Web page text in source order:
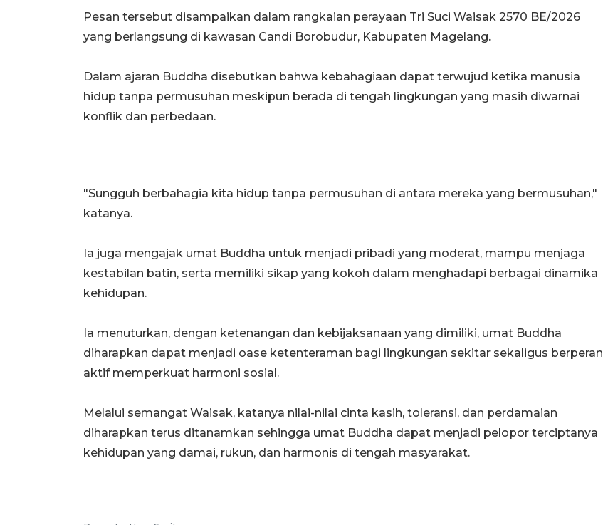
Pesan tersebut disampaikan dalam rangkaian perayaan Tri Suci Waisak 2570 BE/2026
yang berlangsung di kawasan Candi Borobudur, Kabupaten Magelang.
Dalam ajaran Buddha disebutkan bahwa kebahagiaan dapat terwujud ketika manusia
hidup tanpa permusuhan meskipun berada di tengah lingkungan yang masih diwarnai
konflik dan perbedaan.
"Sungguh berbahagia kita hidup tanpa permusuhan di antara mereka yang bermusuhan,"
katanya.
Ia juga mengajak umat Buddha untuk menjadi pribadi yang moderat, mampu menjaga
kestabilan batin, serta memiliki sikap yang kokoh dalam menghadapi berbagai dinamika
kehidupan.
Ia menuturkan, dengan ketenangan dan kebijaksanaan yang dimiliki, umat Buddha
diharapkan dapat menjadi oase ketenteraman bagi lingkungan sekitar sekaligus berperan
aktif memperkuat harmoni sosial.
Melalui semangat Waisak, katanya nilai-nilai cinta kasih, toleransi, dan perdamaian
diharapkan terus ditanamkan sehingga umat Buddha dapat menjadi pelopor terciptanya
kehidupan yang damai, rukun, dan harmonis di tengah masyarakat.